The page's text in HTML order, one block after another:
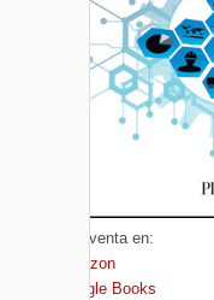
A la venta en:
Amazon
Google Books